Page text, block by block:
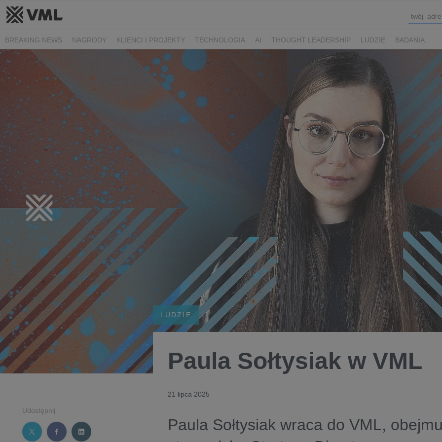
BREAKING NEWS NAGRODY KLIENCI I PROJEKTY TECHNOLOGIA AI THOUGHT LEADERSHIP LUDZIE BADANIA
Udostępnij
LUDZIE
Paula Sołtysiak w VML
21 lipca 2025
Paula Sołtysiak wraca do VML,